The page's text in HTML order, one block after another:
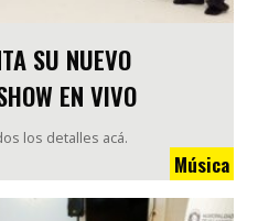
SU NUEVO
EN VIVO
los detalles acá.
Música